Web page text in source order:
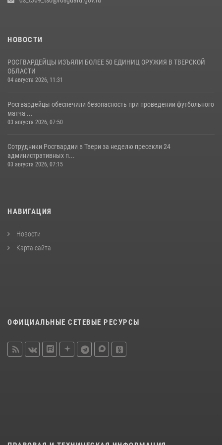
22 июля 2026, 08:35
НОВОСТИ
РОСГВАРДЕЙЦЫ ИЗЪЯЛИ БОЛЕЕ 50 ЕДИНИЦ ОРУЖИЯ В ТВЕРСКОЙ
ОБЛАСТИ
04 августа 2026, 11:31
Росгвардейцы обеспечили безопасность при проведении футбольного
матча ...
03 августа 2026, 07:50
Сотрудники Росгвардии в Твери за неделю пресекли 24
административных п...
03 августа 2026, 07:15
НАВИГАЦИЯ
Новости
Карта сайта
ОФИЦИАЛЬНЫЕ СЕТЕВЫЕ РЕСУРСЫ